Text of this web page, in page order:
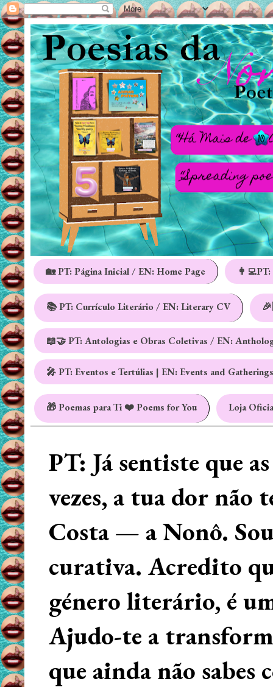
🏡 PT: Página Inicial / EN: Home Page
📚 PT: Currículo Literário / EN: Literary CV
📖🤝 PT: Antologias e Obras Coletivas / EN:
🎤 PT: Eventos e Tertúlias | EN: Events and Gatherings
🎁 Poemas para Ti ❤️ Poems for You Loja
PT: Já sentiste que
vezes, a tua dor não
Costa — a Nonô.
curativa. Acredito
género literário, é
Ajudo-te a
que ainda não